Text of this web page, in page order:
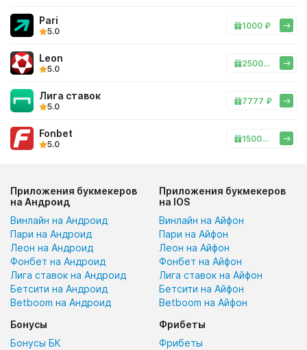
Pari
5.0
1000 ₽
Leon
5.0
25000 ₽
Лига ставок
5.0
7777 ₽
Fonbet
5.0
15000 ₽
Приложения букмекеров
на Андроид
Винлайн на Андроид
Пари на Андроид
Леон на Андроид
Фонбет на Андроид
Лига ставок на Андроид
Бетсити на Андроид
Betboom на Андроид
Приложения букмекеров
на IOS
Винлайн на Айфон
Пари на Айфон
Леон на Айфон
Фонбет на Айфон
Лига ставок на Айфон
Бетсити на Айфон
Betboom на Айфон
Бонусы
Бонусы БК
Фрибеты
Фрибеты